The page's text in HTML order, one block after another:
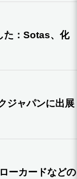
た：Sotas、化
ジャパンに出展
ーカードなどの